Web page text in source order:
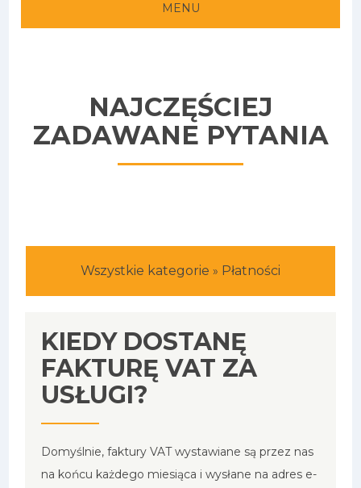
MENU
NAJCZĘŚCIEJ
ZADAWANE PYTANIA
Wszystkie kategorie » Płatności
KIEDY DOSTANĘ
FAKTURĘ VAT ZA
USŁUGI?
Domyślnie, faktury VAT wystawiane są przez nas
na końcu każdego miesiąca i wysłane na adres e-